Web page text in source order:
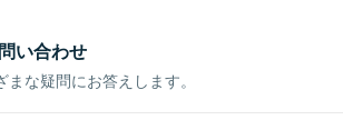
い合わせ
な疑問にお答えします。